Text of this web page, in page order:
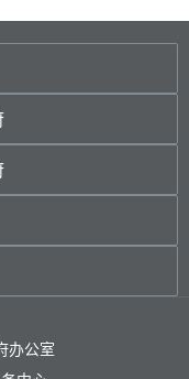
办公室